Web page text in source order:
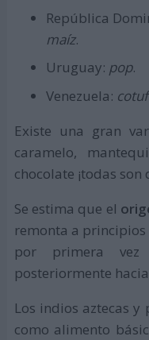
República
maíz.
Uruguay: pop.
Venezuela:
Existe una gran
caramelo,
chocolate ¡todas son
Se estima que el
remonta a
por primera vez
posteriormente
Los indios aztecas
como alimento